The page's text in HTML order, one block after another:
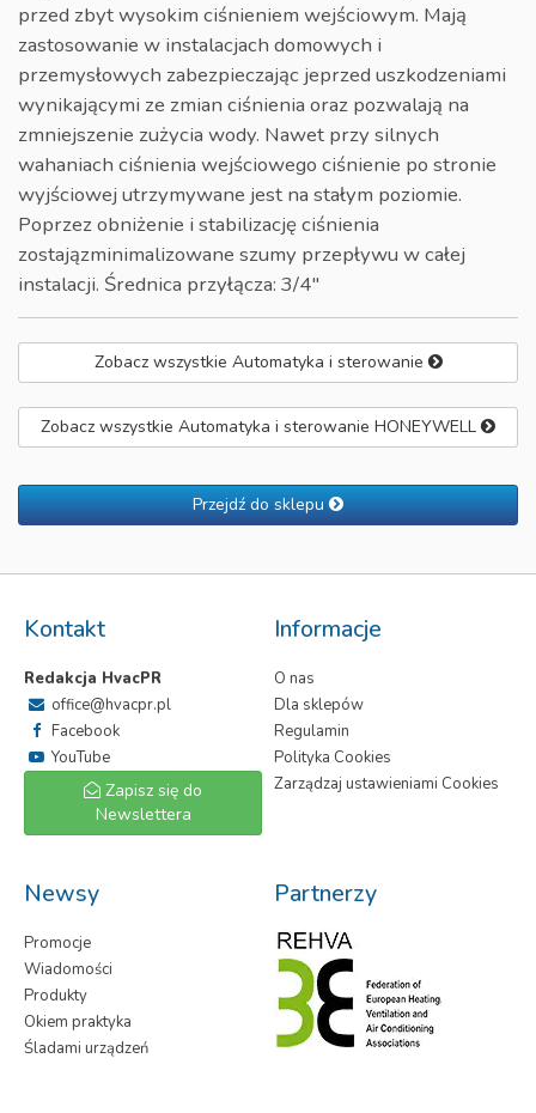
przed zbyt wysokim ciśnieniem wejściowym. Mają
zastosowanie w instalacjach domowych i
przemysłowych zabezpieczając jeprzed uszkodzeniami
wynikającymi ze zmian ciśnienia oraz pozwalają na
zmniejszenie zużycia wody. Nawet przy silnych
wahaniach ciśnienia wejściowego ciśnienie po stronie
wyjściowej utrzymywane jest na stałym poziomie.
Poprzez obniżenie i stabilizację ciśnienia
zostajązminimalizowane szumy przepływu w całej
instalacji. Średnica przyłącza: 3/4"
Zobacz wszystkie Automatyka i sterowanie
Zobacz wszystkie Automatyka i sterowanie HONEYWELL
Przejdź do sklepu
Kontakt
Redakcja HvacPR
office@hvacpr.pl
Facebook
YouTube
Zapisz się do
Newslettera
Informacje
O nas
Dla sklepów
Regulamin
Polityka Cookies
Zarządzaj ustawieniami Cookies
Newsy
Promocje
Wiadomości
Produkty
Okiem praktyka
Śladami urządzeń
Partnerzy